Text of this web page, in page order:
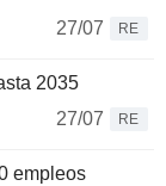
27/07
RE
2035
27/07
RE
empleos